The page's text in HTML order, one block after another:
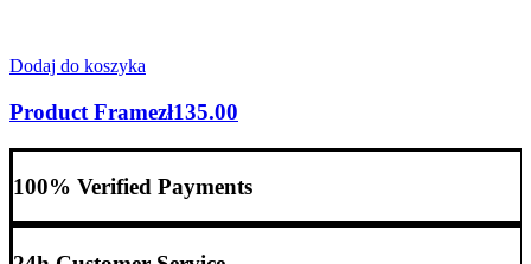
Dodaj do koszyka
Product Framezł135.00
100% Verified Payments